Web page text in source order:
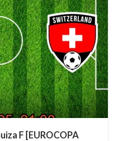
F [EUROCOPA